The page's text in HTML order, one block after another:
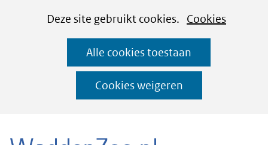
CookiesDeze site gebruikt cookies. Cookies
Alle cookies toestaan
Cookies weigeren
Ga
naar
de
inhoud